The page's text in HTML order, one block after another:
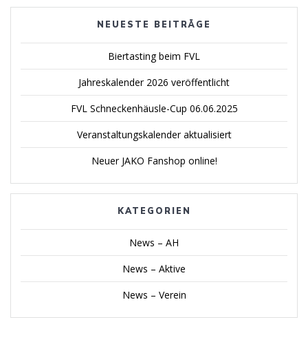
NEUESTE BEITRÄGE
Biertasting beim FVL
Jahreskalender 2026 veröffentlicht
FVL Schneckenhäusle-Cup 06.06.2025
Veranstaltungskalender aktualisiert
Neuer JAKO Fanshop online!
KATEGORIEN
News – AH
News – Aktive
News – Verein